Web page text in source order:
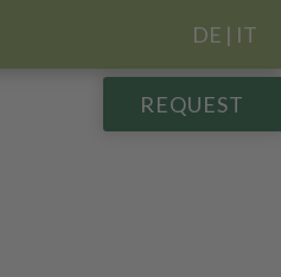
DE | IT
REQUEST